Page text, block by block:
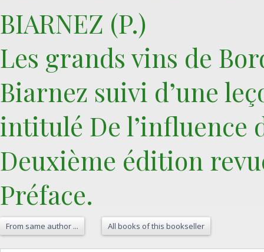
‎BIARNEZ (P.)‎
‎Les grands vins de
Biarnez suivi d’une
intitulé De l’influence
Deuxième édition
Préface.‎
From same author ... All books of this bookseller